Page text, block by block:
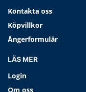
Kontakta oss
Köpvillkor
Ångerformulär
LÄS MER
Login
Om oss